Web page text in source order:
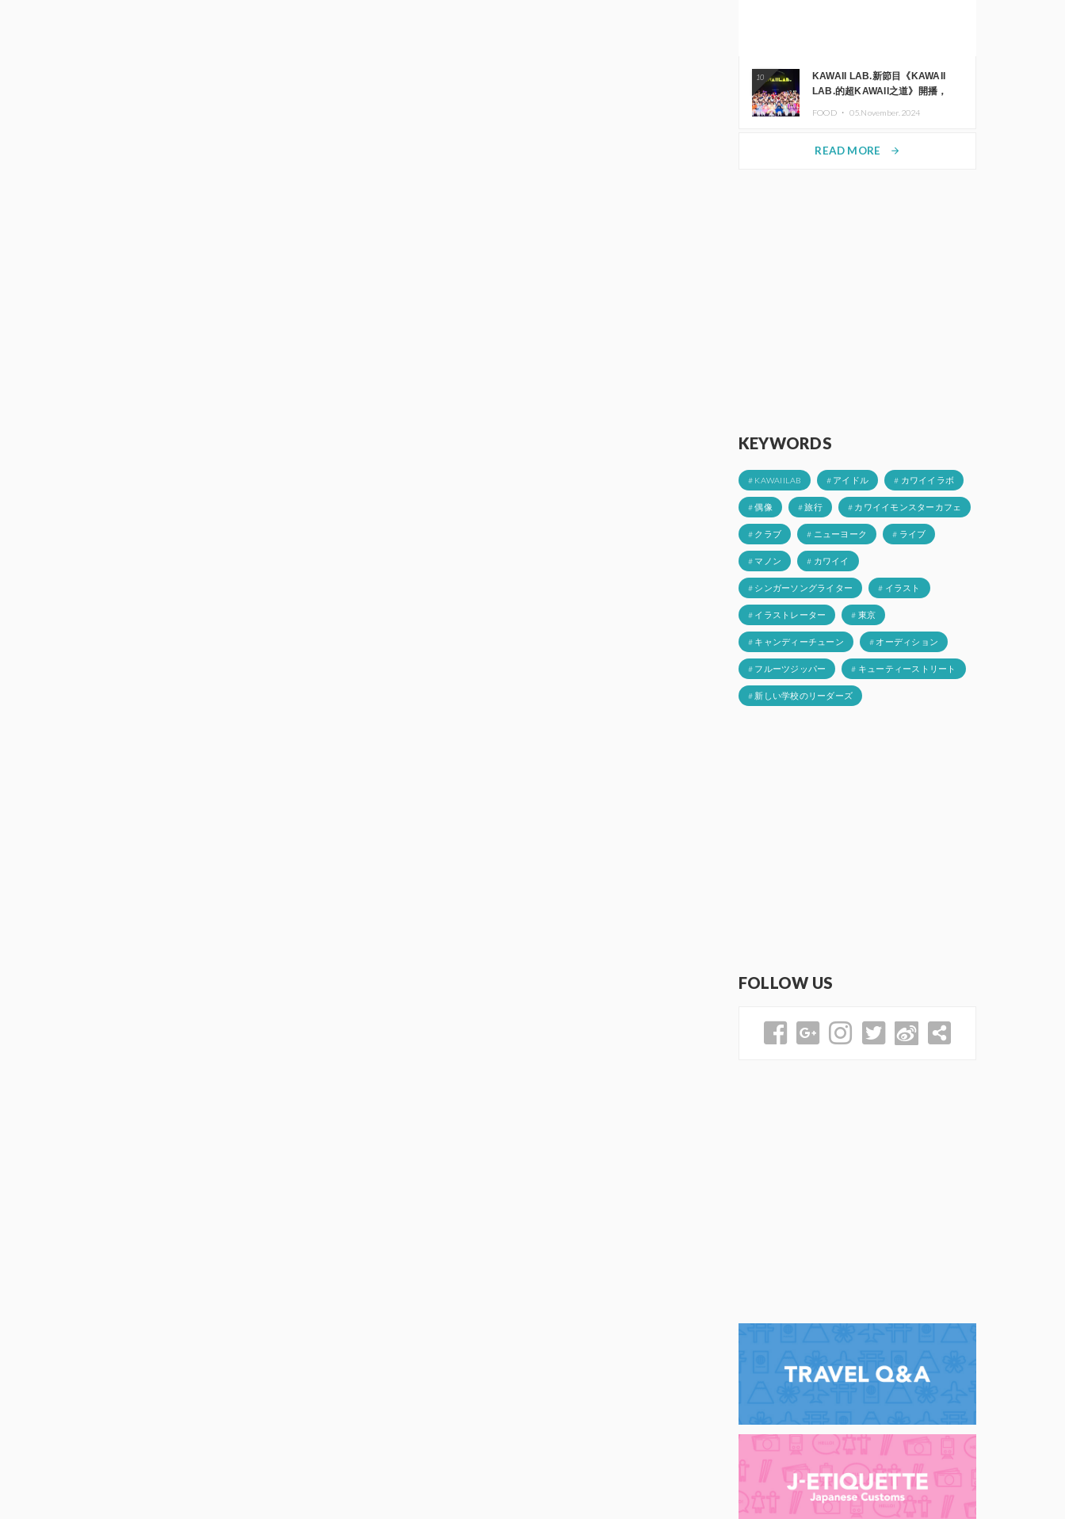
10
KAWAII LAB.新節目《KAWAII
LAB.的超KAWAII之道》開播，
FOOD ・ 05.November.2024
READ MORE arrow_forward
KEYWORDS
# KAWAIILAB # アイドル # カワイイラボ
# 偶像 # 旅行 # カワイイモンスターカフェ
# クラブ # ニューヨーク # ライブ
# マノン # カワイイ
# シンガーソングライター # イラスト
# イラストレーター # 東京
# キャンディーチューン # オーディション
# フルーツジッパー # キューティーストリート
# 新しい学校のリーダーズ
FOLLOW US